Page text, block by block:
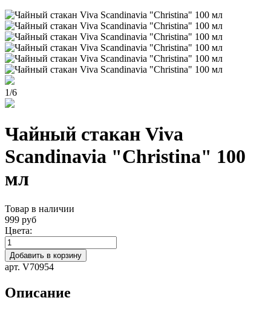
1/6
Чайный стакан Viva
Scandinavia "Christina" 100
мл
Товар в наличии
999 руб
Цвета:
Добавить в корзину
арт. V70954
Описание